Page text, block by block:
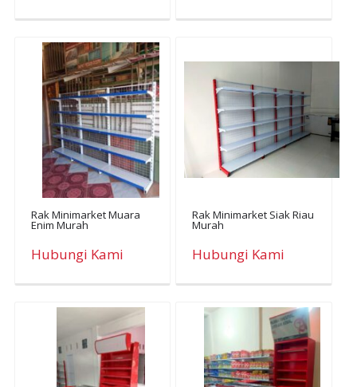
Rak Minimarket Muara
Enim Murah
Hubungi Kami
Rak Minimarket Siak Riau
Murah
Hubungi Kami